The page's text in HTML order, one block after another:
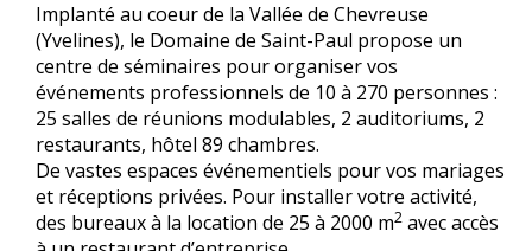
Implanté au coeur de la Vallée de Chevreuse
(Yvelines), le Domaine de Saint-Paul propose un
centre de séminaires pour organiser vos
événements professionnels de 10 à 270 personnes :
25 salles de réunions modulables, 2 auditoriums, 2
restaurants, hôtel 89 chambres.
De vastes espaces événementiels pour vos mariages
et réceptions privées. Pour installer votre activité,
des bureaux à la location de 25 à 2000 m2 avec accès